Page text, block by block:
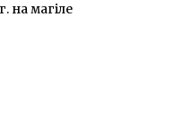
на магіле